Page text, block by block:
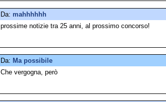
Da: mahhhhhh
prossime notizie tra 25 anni, al prossimo concorso!
Da: Ma possibile
Che vergogna, però